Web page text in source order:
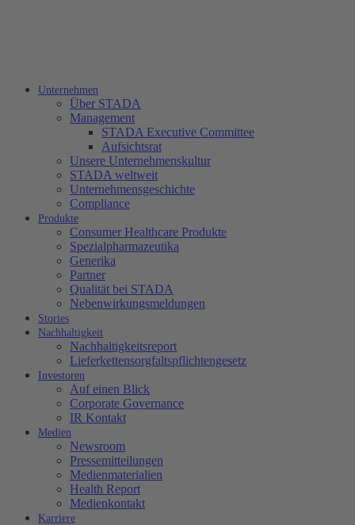
Unternehmen
Über STADA
Management
STADA Executive Committee
Aufsichtsrat
Unsere Unternehmenskultur
STADA weltweit
Unternehmensgeschichte
Compliance
Produkte
Consumer Healthcare Produkte
Spezialpharmazeutika
Generika
Partner
Qualität bei STADA
Nebenwirkungsmeldungen
Stories
Nachhaltigkeit
Nachhaltigkeitsreport
Lieferkettensorgfaltspflichtengesetz
Investoren
Auf einen Blick
Corporate Governance
IR Kontakt
Medien
Newsroom
Pressemitteilungen
Medienmaterialien
Health Report
Medienkontakt
Karriere